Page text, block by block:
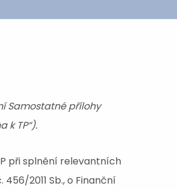
Samostatné přílohy
k TP“).
při splnění relevantních
2011 Sb., o Finanční